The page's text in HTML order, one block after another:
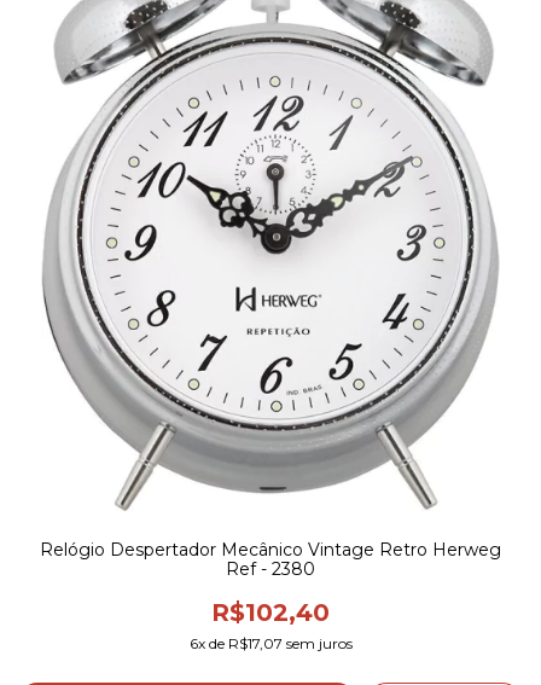
Relógio Despertador Mecânico Vintage Retro Herweg
Ref - 2380
R$102,40
6x de R$17,07 sem juros